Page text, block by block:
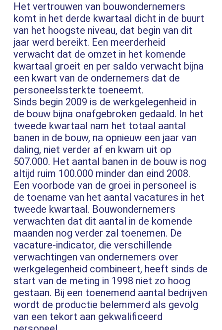
Het vertrouwen van bouwondernemers
komt in het derde kwartaal dicht in de buurt
van het hoogste niveau, dat begin van dit
jaar werd bereikt. Een meerderheid
verwacht dat de omzet in het komende
kwartaal groeit en per saldo verwacht bijna
een kwart van de ondernemers dat de
personeelssterkte toeneemt.
Sinds begin 2009 is de werkgelegenheid in
de bouw bijna onafgebroken gedaald. In het
tweede kwartaal nam het totaal aantal
banen in de bouw, na opnieuw een jaar van
daling, niet verder af en kwam uit op
507.000. Het aantal banen in de bouw is nog
altijd ruim 100.000 minder dan eind 2008.
Een voorbode van de groei in personeel is
de toename van het aantal vacatures in het
tweede kwartaal. Bouwondernemers
verwachten dat dit aantal in de komende
maanden nog verder zal toenemen. De
vacature-indicator, die verschillende
verwachtingen van ondernemers over
werkgelegenheid combineert, heeft sinds de
start van de meting in 1998 niet zo hoog
gestaan. Bij een toenemend aantal bedrijven
wordt de productie belemmerd als gevolg
van een tekort aan gekwalificeerd